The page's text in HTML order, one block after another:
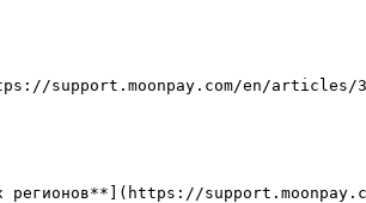
support.moonpay.com/en/articles/
регионов**](https://